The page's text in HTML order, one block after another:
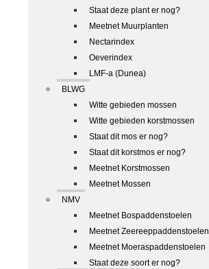
Staat deze plant er nog?
Meetnet Muurplanten
Nectarindex
Oeverindex
LMF-a (Dunea)
BLWG
Witte gebieden mossen
Witte gebieden korstmossen
Staat dit mos er nog?
Staat dit korstmos er nog?
Meetnet Korstmossen
Meetnet Mossen
NMV
Meetnet Bospaddenstoelen
Meetnet Zeereeppaddenstoelen
Meetnet Moeraspaddenstoelen
Staat deze soort er nog?